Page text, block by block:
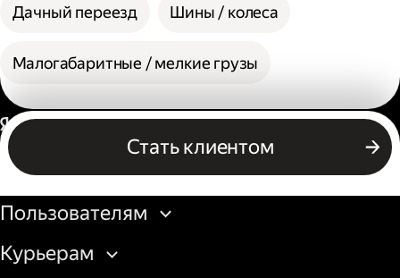
Дачный переезд Шины / колеса
Малогабаритные / мелкие грузы
Стать клиентом
Россия
Бизнесу
Пользователям
Курьерам